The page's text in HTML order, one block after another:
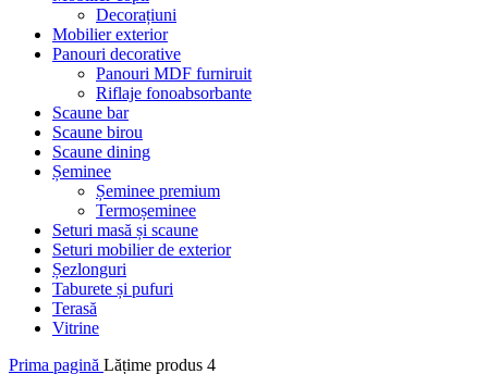
Decorațiuni
Mobilier exterior
Panouri decorative
Panouri MDF furniruit
Riflaje fonoabsorbante
Scaune bar
Scaune birou
Scaune dining
Șeminee
Șeminee premium
Termoșeminee
Seturi masă și scaune
Seturi mobilier de exterior
Șezlonguri
Taburete și pufuri
Terasă
Vitrine
Prima pagină Lățime produs 4